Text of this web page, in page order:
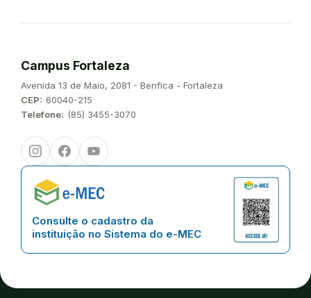
Campus Fortaleza
Endereço:
Avenida 13 de Maio, 2081 - Benfica - Fortaleza
CEP: 60040-215
Telefone: (85) 3455-3070
InstagramFacebookYoutube
Consulte o cadastro da
instituição no Sistema do e-MEC